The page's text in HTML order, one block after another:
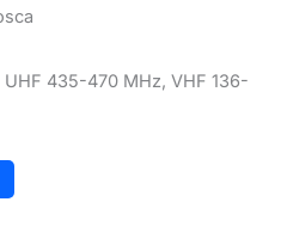
435-470 MHz, VHF 136-